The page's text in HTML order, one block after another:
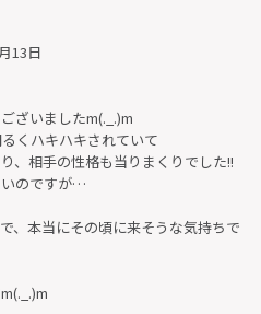
13日
ざいましたm(._.)m
くハキハキされていて
、相手の性格も当りまくりでした!!
のですが…
、本当にその頃に来そうな気持ちで